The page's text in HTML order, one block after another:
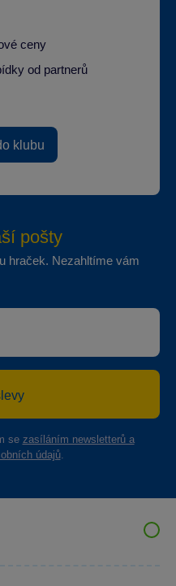
ceny
od partnerů
klubu
pošty
hraček. Nezahltíme vám
se zasíláním newsletterů a
údajů.